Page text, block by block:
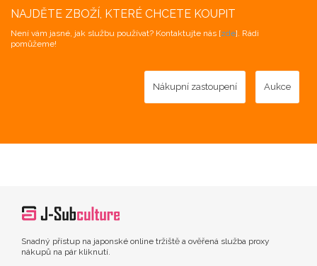
NAJDĚTE ZBOŽÍ, KTERÉ CHCETE KOUPIT
Není vám jasné, jak službu používat? Kontaktujte nás [zde]. Rádi
pomůžeme!
Nákupní zastoupení Aukce
Snadný přístup na japonské online tržiště a ověřená služba proxy
nákupů na pár kliknutí.